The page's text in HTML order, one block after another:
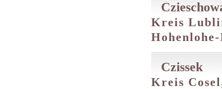
Kreis
Czissek
Kreis